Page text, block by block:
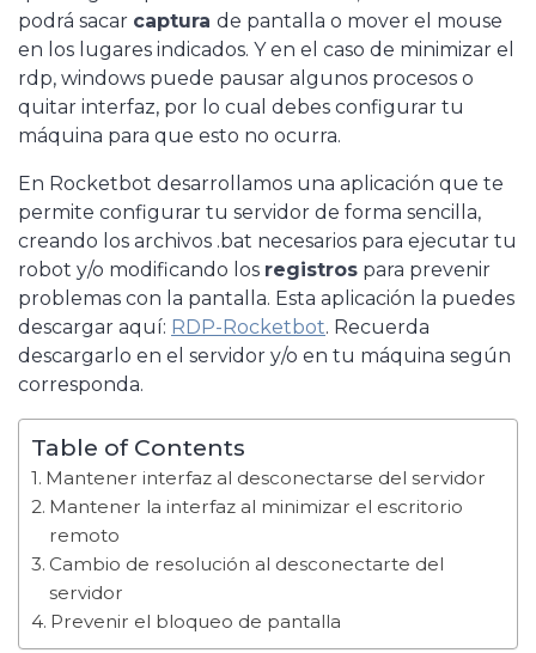
podrá sacar captura de pantalla o mover el mouse
en los lugares indicados. Y en el caso de minimizar el
rdp, windows puede pausar algunos procesos o
quitar interfaz, por lo cual debes configurar tu
máquina para que esto no ocurra.
En Rocketbot desarrollamos una aplicación que te
permite configurar tu servidor de forma sencilla,
creando los archivos .bat necesarios para ejecutar tu
robot y/o modificando los registros para prevenir
problemas con la pantalla. Esta aplicación la puedes
descargar aquí: RDP-Rocketbot. Recuerda
descargarlo en el servidor y/o en tu máquina según
corresponda.
Table of Contents
Mantener interfaz al desconectarse del servidor
Mantener la interfaz al minimizar el escritorio
remoto
Cambio de resolución al desconectarte del
servidor
Prevenir el bloqueo de pantalla